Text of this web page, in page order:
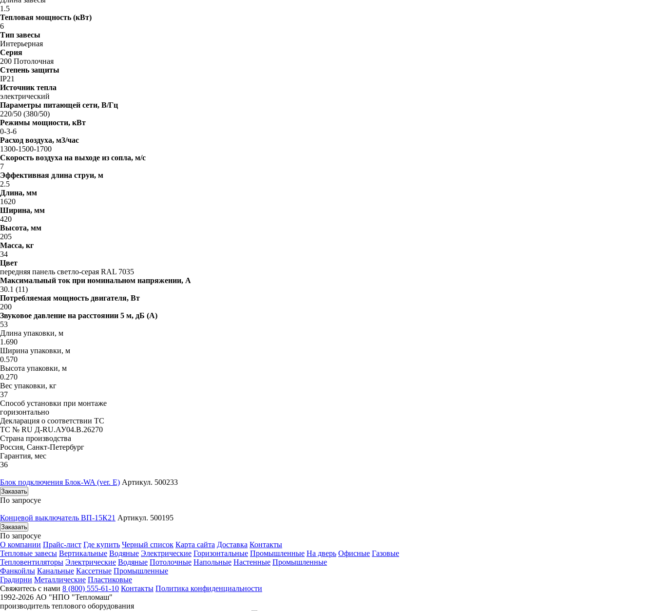
1.5
Тепловая мощность (кВт)
6
Тип завесы
Интерьерная
Серия
200 Потолочная
Степень защиты
IP21
Источник тепла
электрический
Параметры питающей сети, В/Гц
220/50 (380/50)
Режимы мощности, кВт
0-3-6
Расход воздуха, м3/час
1300-1500-1700
Скорость воздуха на выходе из сопла, м/с
7
Эффективная длина струи, м
2.5
Длина, мм
1620
Ширина, мм
420
Высота, мм
205
Масса, кг
34
Цвет
передняя панель светло-серая RAL 7035
Максимальный ток при номинальном напряжении, A
30.1 (11)
Потребляемая мощность двигателя, Вт
200
Звуковое давление на расстоянии 5 м, дБ (A)
53
Длина упаковки, м
1.690
Ширина упаковки, м
0.570
Высота упаковки, м
0.270
Вес упаковки, кг
37
Способ установки при монтаже
горизонтально
Декларация о соответствии ТС
ТС № RU Д-RU.АУ04.B.26270
Страна производства
Россия, Санкт-Петербург
Гарантия, мес
36
Блок подключения Блок-WA (ver. E) Артикул. 500233
Заказать
По запросуе
Концевой выключатель ВП-15К21 Артикул. 500195
Заказать
По запросуе
О компании Прайс-лист Где купить Черный список Карта сайта Доставка Контакты
Тепловые завесы Вертикальные Водяные Электрические Горизонтальные Промышленные На дверь Офисные Газовые
Тепловентиляторы Электрические Водяные Потолочные Напольные Настенные Промышленные
Фанкойлы Канальные Кассетные Промышленные
Градирни Металлические Пластиковые
Свяжитесь с нами 8 (800) 555-61-10 Контакты Политика конфиденциальности
1992-2026 АО "НПО "Тепломаш"
производитель теплового оборудования